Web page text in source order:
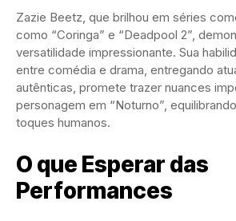
Zazie Beetz, que brilhou em séries
como “Coringa” e “Deadpool 2”,
versatilidade impressionante. Sua
entre comédia e drama, entregando
autênticas, promete trazer nuances
personagem em “Noturno”,
toques humanos.
O que Esperar das
Performances